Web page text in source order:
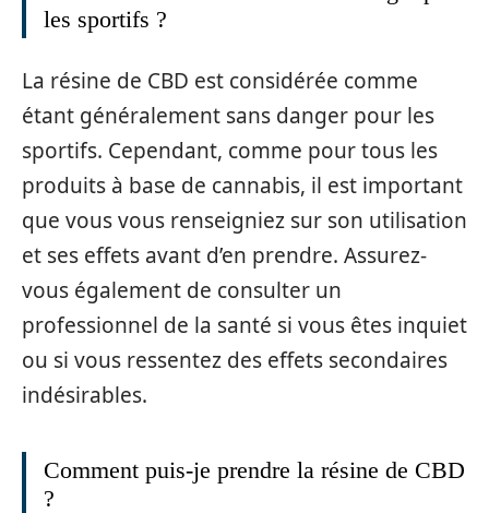
les sportifs ?
La résine de CBD est considérée comme
étant généralement sans danger pour les
sportifs. Cependant, comme pour tous les
produits à base de cannabis, il est important
que vous vous renseigniez sur son utilisation
et ses effets avant d’en prendre. Assurez-
vous également de consulter un
professionnel de la santé si vous êtes inquiet
ou si vous ressentez des effets secondaires
indésirables.
Comment puis-je prendre la résine de CBD
?